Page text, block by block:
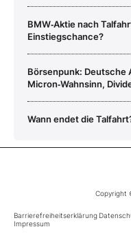
BMW‑Aktie nach
Einstiegschance?
Börsenpunk: Deutsche
Micron‑Wahnsinn,
Wann endet die
Copyright
Barrierefreiheitserklärung
Impressum